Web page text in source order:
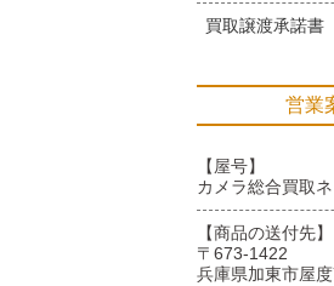
買取譲渡承諾書
営業
【屋号】
カメラ総合買取ネ
【商品の送付先】
〒673-1422
兵庫県加東市屋